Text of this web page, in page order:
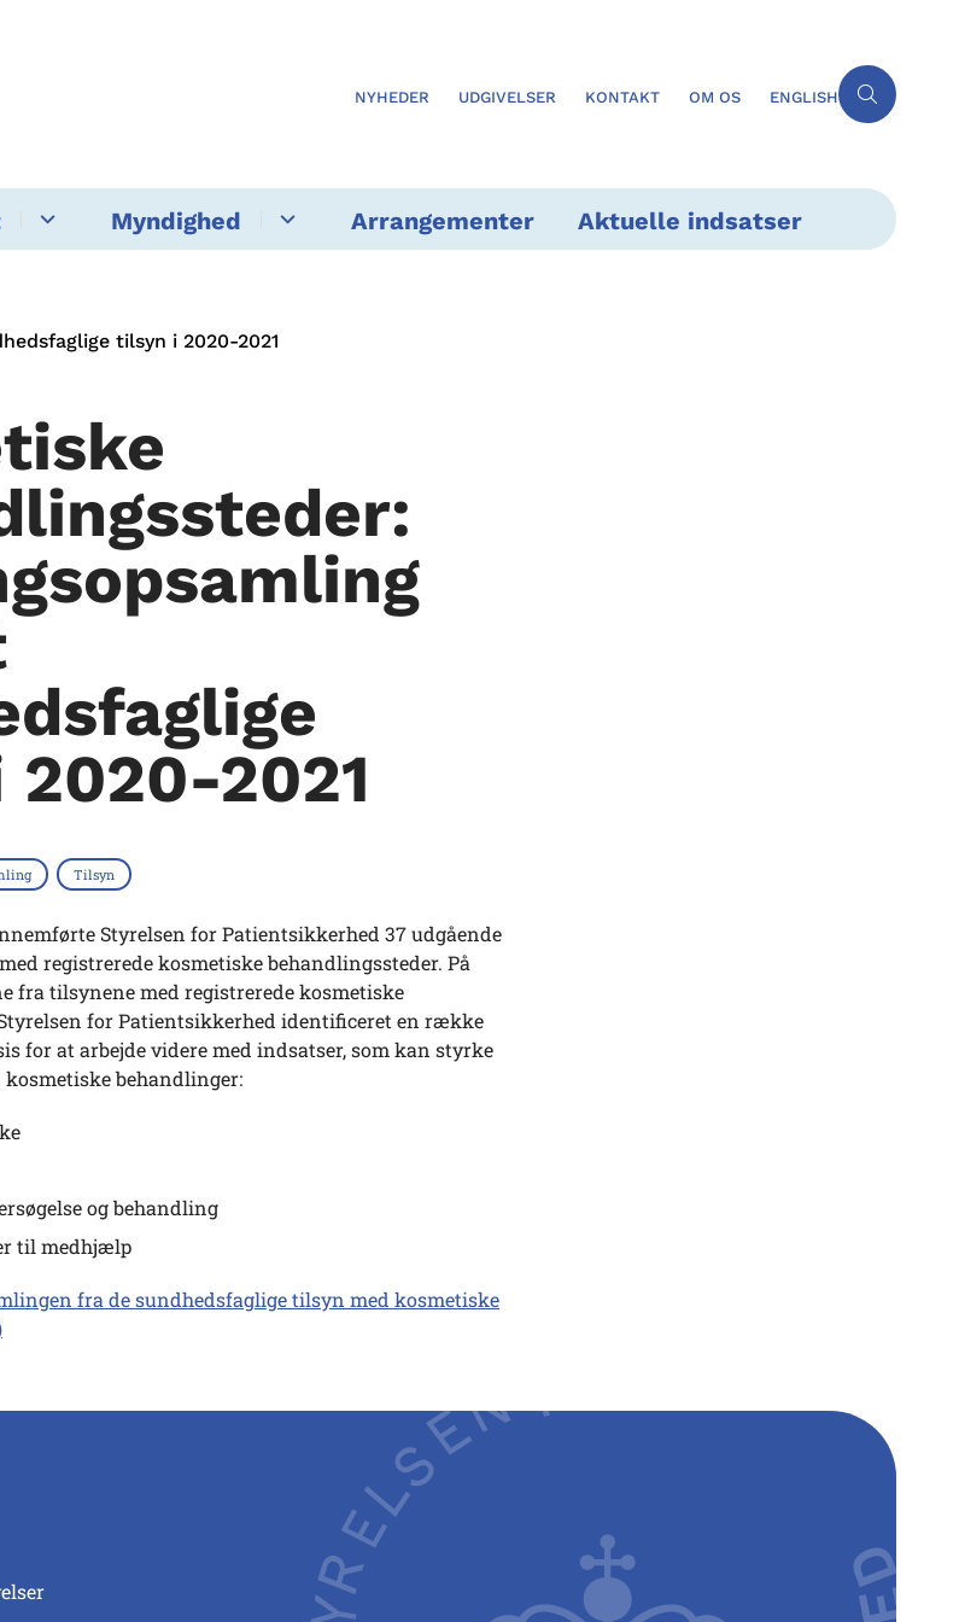
NYHEDER UDGIVELSER KONTAKT OM OS ENGLISH
Myndighed Arrangementer Aktuelle indsatser
tilsyn i 2020-2021
2021
Tilsyn
Styrelsen for Patientsikkerhed 37 udgående
registrerede kosmetiske behandlingssteder. På
fra tilsynene med registrerede kosmetiske
for Patientsikkerhed identificeret en række
for at arbejde videre med indsatser, som kan styrke
behandlinger:
og behandling
til medhjælp
fra de sundhedsfaglige tilsyn med kosmetiske